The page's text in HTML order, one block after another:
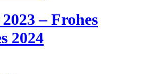
– Frohes
2024